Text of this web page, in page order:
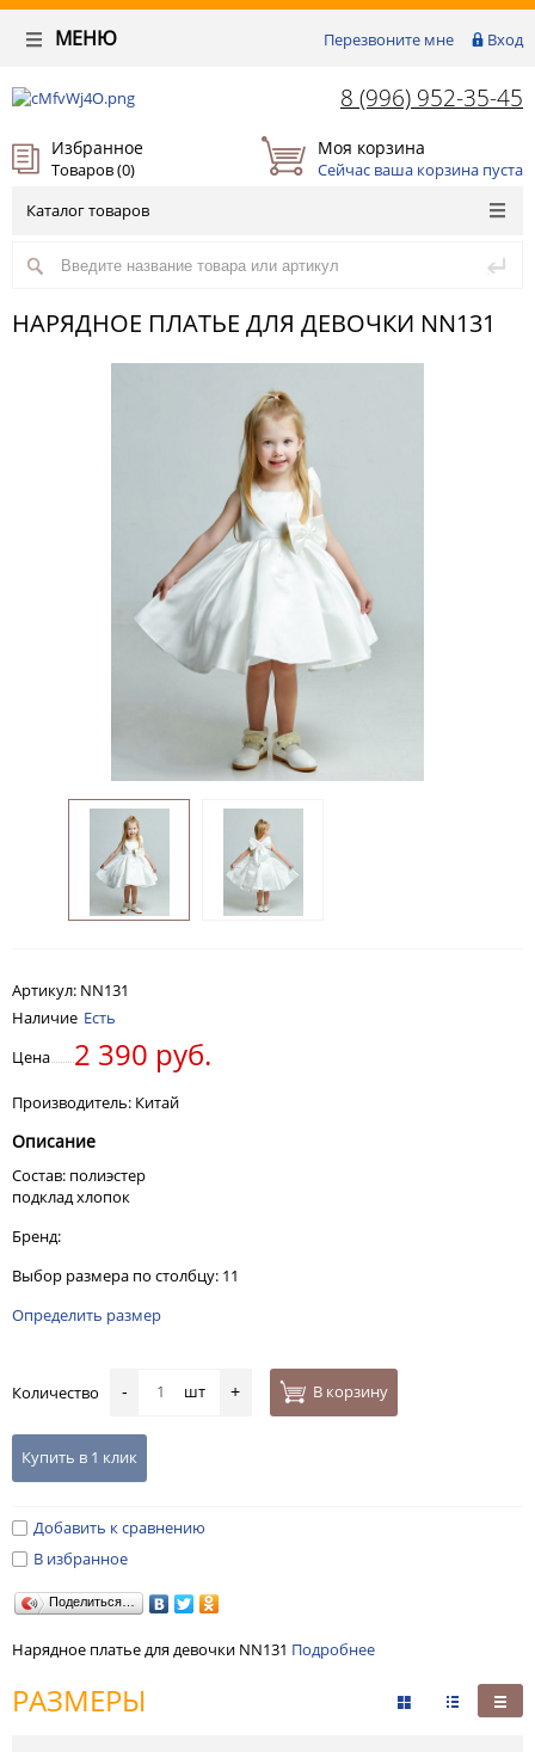
Перезвоните мне Вход
МЕНЮ
8 (996) 952-35-45
Избранное
Товаров (0)
Моя корзина
Сейчас ваша корзина пуста
Каталог товаров
НАРЯДНОЕ ПЛАТЬЕ ДЛЯ ДЕВОЧКИ NN131
Артикул: NN131
Наличие Есть
Цена
2 390 руб.
Производитель: Китай
Описание
Состав: полиэстер
подклад хлопок
Бренд:
Выбор размера по столбцу: 11
Определить размер
Количество - шт + В корзину
Купить в 1 клик
Добавить к сравнению
В избранное
Поделиться…
Нарядное платье для девочки NN131 Подробнее
РАЗМЕРЫ